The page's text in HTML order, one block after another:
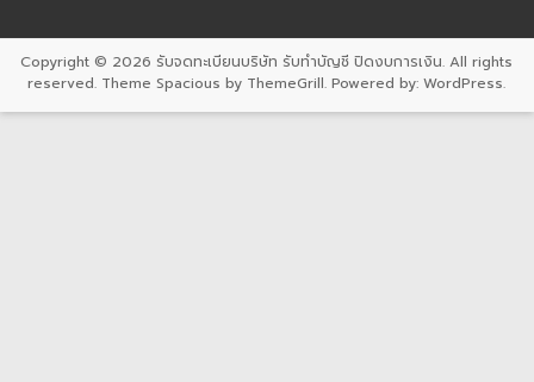
Copyright © 2026 รับจดทะเบียนบริษัท รับทำบัญชี ปิดงบการเงิน. All rights
reserved. ThemeSpacious by ThemeGrill. Powered by:WordPress.